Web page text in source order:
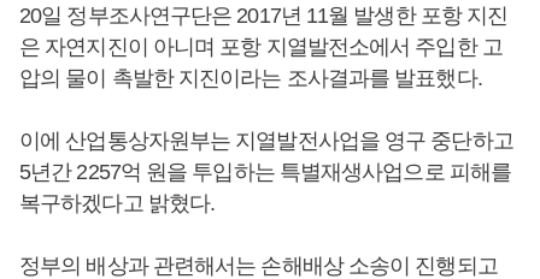
20일 정부조사연구단은 2017년 11월 발생한 포항 지진
은 자연지진이 아니며 포항 지열발전소에서 주입한 고
압의 물이 촉발한 지진이라는 조사결과를 발표했다.
이에 산업통상자원부는 지열발전사업을 영구 중단하고
5년간 2257억 원을 투입하는 특별재생사업으로 피해를
복구하겠다고 밝혔다.
정부의 배상과 관련해서는 손해배상 소송이 진행되고